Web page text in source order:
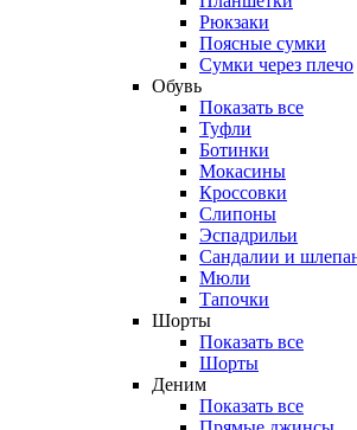
Рюкзаки
Поясные сумки
Сумки через плечо
Обувь
Показать все
Туфли
Ботинки
Мокасины
Кроссовки
Слипоны
Эспадрильи
Сандалии и
Мюли
Тапочки
Шорты
Показать все
Шорты
Деним
Показать все